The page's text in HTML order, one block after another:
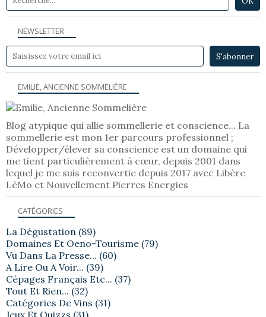
NEWSLETTER
EMILIE, ANCIENNE SOMMELIÈRE
Blog atypique qui allie sommellerie et conscience... La
sommellerie est mon 1er parcours professionnel ;
Développer/élever sa conscience est un domaine qui
me tient particulièrement à cœur, depuis 2001 dans
lequel je me suis reconvertie depuis 2017 avec Libère
LèMo et Nouvellement Pierres Energies
CATÉGORIES
La Dégustation (89)
Domaines Et Oeno-Tourisme (79)
Vu Dans La Presse... (60)
A Lire Ou A Voir... (39)
Cépages Français Etc... (37)
Tout Et Rien... (32)
Catégories De Vins (31)
Jeux Et Quizzs (31)